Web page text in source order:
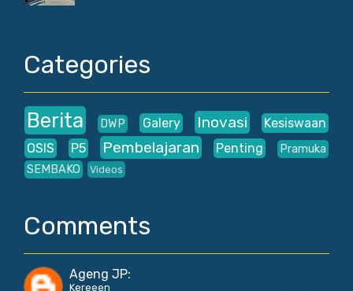
Categories
Berita DWP Galery Inovasi
Kesiswaan
OSIS
P5 Pembelajaran Penting
Pramuka
SEMBAKO
Videos
Comments
Ageng JP:
Kereeen